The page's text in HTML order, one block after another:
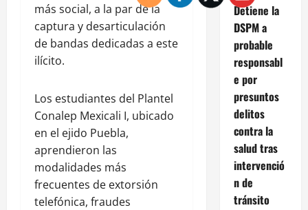
más social, a la par de la
captura y desarticulación
de bandas dedicadas a este
ilícito.
Los estudiantes del Plantel
Conalep Mexicali I, ubicado
en el ejido Puebla,
aprendieron las
modalidades más
frecuentes de extorsión
telefónica, fraudes
Detiene la
DSPM a
probable
responsabl
e por
presuntos
delitos
contra la
salud tras
intervenció
n de
tránsito